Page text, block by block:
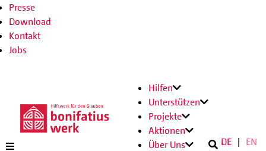
Presse
Download
Kontakt
Jobs
Hilfen
Unterstützen
Projekte
Aktionen
Über Uns
DE EN